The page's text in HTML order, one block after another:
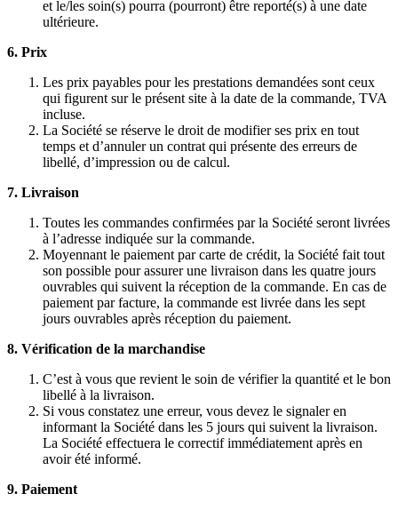
et le/les soin(s) pourra (pourront) être reporté(s) à une date
ultérieure.
6. Prix
Les prix payables pour les prestations demandées sont ceux
qui figurent sur le présent site à la date de la commande, TVA
incluse.
La Société se réserve le droit de modifier ses prix en tout
temps et d’annuler un contrat qui présente des erreurs de
libellé, d’impression ou de calcul.
7. Livraison
Toutes les commandes confirmées par la Société seront livrées
à l’adresse indiquée sur la commande.
Moyennant le paiement par carte de crédit, la Société fait tout
son possible pour assurer une livraison dans les quatre jours
ouvrables qui suivent la réception de la commande. En cas de
paiement par facture, la commande est livrée dans les sept
jours ouvrables après réception du paiement.
8. Vérification de la marchandise
C’est à vous que revient le soin de vérifier la quantité et le bon
libellé à la livraison.
Si vous constatez une erreur, vous devez le signaler en
informant la Société dans les 5 jours qui suivent la livraison.
La Société effectuera le correctif immédiatement après en
avoir été informé.
9. Paiement